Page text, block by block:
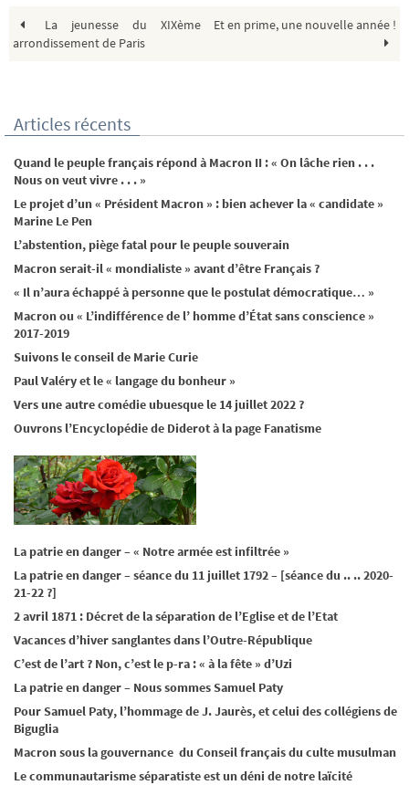
La jeunesse du XIXème
arrondissement de Paris
Et en prime, une nouvelle année !
Articles récents
Quand le peuple français répond à Macron II : « On lâche rien . . .
Nous on veut vivre . . . »
Le projet d’un « Président Macron » : bien achever la « candidate »
Marine Le Pen
L’abstention, piège fatal pour le peuple souverain
Macron serait-il « mondialiste » avant d’être Français ?
« Il n’aura échappé à personne que le postulat démocratique… »
Macron ou « L’indifférence de l’ homme d’État sans conscience »
2017-2019
Suivons le conseil de Marie Curie
Paul Valéry et le « langage du bonheur »
Vers une autre comédie ubuesque le 14 juillet 2022 ?
Ouvrons l’Encyclopédie de Diderot à la page Fanatisme
La patrie en danger – « Notre armée est infiltrée »
La patrie en danger – séance du 11 juillet 1792 – [séance du .. .. 2020-
21-22 ?]
2 avril 1871 : Décret de la séparation de l’Eglise et de l’Etat
Vacances d’hiver sanglantes dans l’Outre-République
C’est de l’art ? Non, c’est le p-ra : « à la fête » d’Uzi
La patrie en danger – Nous sommes Samuel Paty
Pour Samuel Paty, l’hommage de J. Jaurès, et celui des collégiens de
Biguglia
Macron sous la gouvernance du Conseil français du culte musulman
Le communautarisme séparatiste est un déni de notre laïcité